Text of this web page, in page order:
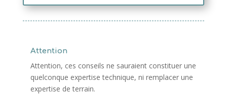
Attention
Attention, ces conseils ne sauraient constituer une
quelconque expertise technique, ni remplacer une
expertise de terrain.